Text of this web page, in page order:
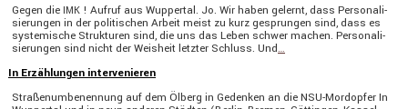
Gegen die IMK ! Aufruf aus Wuppertal. Jo. Wir haben gelernt, dass Perso­na­li­
sie­rungen in der politi­schen Arbeit meist zu kurz gesprungen sind, dass es
syste­mi­sche Struk­turen sind, die uns das Leben schwer machen. Perso­na­li­
sie­rungen sind nicht der Weisheit letzter Schluss. Und…
In Erzählungen intervenieren
Straßen­um­be­nen­nung auf dem Ölberg in Gedenken an die NSU-Mordopfer In